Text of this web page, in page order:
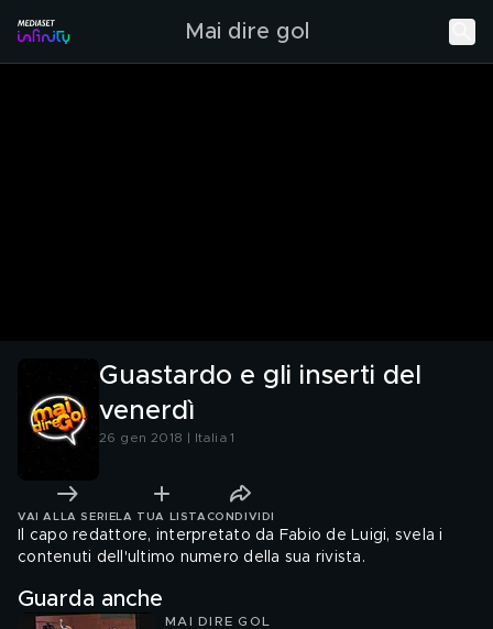
Mai dire gol
Guastardo e gli inserti del
venerdì
26 gen 2018 | Italia 1
VAI ALLA SERIE LA TUA LISTA CONDIVIDI
Il capo redattore, interpretato da Fabio de Luigi, svela i
contenuti dell'ultimo numero della sua rivista.
Guarda anche
MAI DIRE GOL